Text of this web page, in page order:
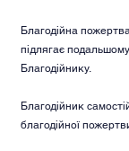
Благодійна
підлягає
Благодійнику.
Благодійник
благодійної